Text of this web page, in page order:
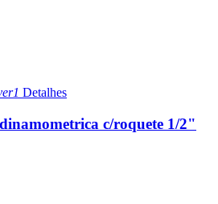
Detalhes
c/roquete 1/2"